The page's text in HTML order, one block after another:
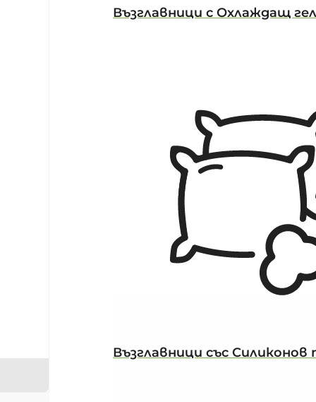
Възглавници с Охлаждащ гел
Възглавници със Силиконов